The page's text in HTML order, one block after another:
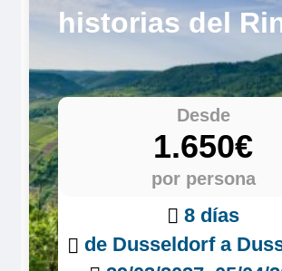
historias del
Desde
1.650€
por persona
8 días
de Dusseldorf a